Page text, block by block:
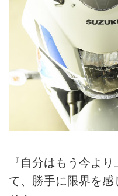
『自分はもう今よ
て、勝手に限界を感